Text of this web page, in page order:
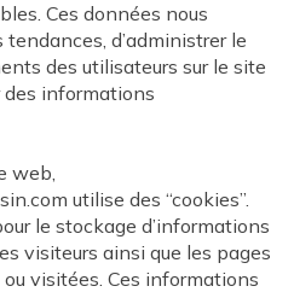
Ces données nous
d’administrer le
des utilisateurs sur le site
informations
web,
utilise des “cookies”.
le stockage d’informations
visiteurs ainsi que les pages
visitées. Ces informations